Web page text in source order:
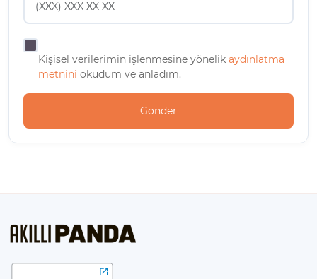
Kişisel verilerimin işlenmesine yönelik aydınlatma
metnini okudum ve anladım.
Gönder